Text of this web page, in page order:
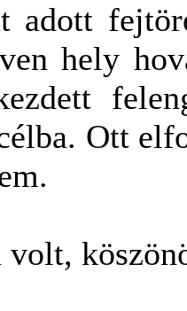
adott
hely
Ott
volt,